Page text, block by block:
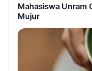
Mahasiswa Unram
Mujur